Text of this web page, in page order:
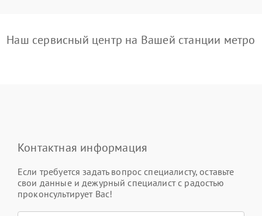
Наш сервисный центр на Вашей станции метро
Контактная информация
Если требуется задать вопрос специалисту, оставьте
свои данные и дежурный специалист с радостью
проконсультирует Вас!